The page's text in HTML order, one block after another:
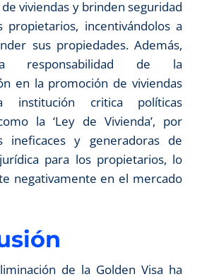
viviendas y brinden seguridad
propietarios, incentivándolos a
sus propiedades. Además,
responsabilidad de la
en la promoción de viviendas
institución critica políticas
la ‘Ley de Vivienda’, por
ineficaces y generadoras de
para los propietarios, lo
negativamente en el mercado
de la Golden Visa ha